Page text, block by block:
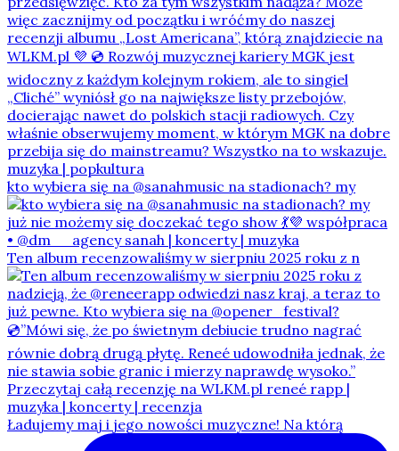
kto wybiera się na @sanahmusic na stadionach? my
Ten album recenzowaliśmy w sierpniu 2025 roku z n
Ładujemy maj i jego nowości muzyczne! Na którą